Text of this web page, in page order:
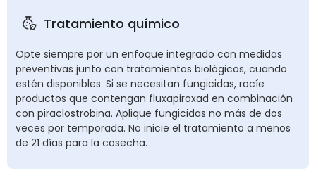
Tratamiento químico
Opte siempre por un enfoque integrado con medidas
preventivas junto con tratamientos biológicos, cuando
estén disponibles. Si se necesitan fungicidas, rocíe
productos que contengan fluxapiroxad en combinación
con piraclostrobina. Aplique fungicidas no más de dos
veces por temporada. No inicie el tratamiento a menos
de 21 días para la cosecha.